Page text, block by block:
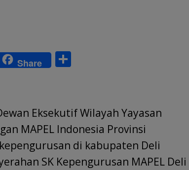
Share
e
Eksekutif Wilayah Yayasan
MAPEL Indonesia Provinsi
di kabupaten Deli
SK Kepengurusan MAPEL Deli